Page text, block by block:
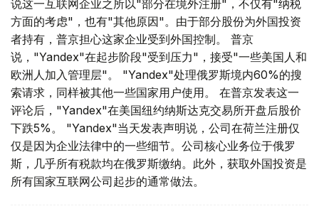
说这一互联网企业之所以"部分在境外注册"，不仅有"纳税
方面的考虑"，也有"其他原因"。由于部分股份为外国投资
者持有，普京担心这家企业受到外国控制。 普京
说，"Yandex"在起步阶段"受到压力"，接受"一些美国人和
欧洲人加入管理层"。 "Yandex"处理俄罗斯境内60%的搜
索请求，同样被其他一些国家用户使用。 在普京发表这一
评论后，"Yandex"在美国纽约纳斯达克交易所开盘后股价
下跌5%。 "Yandex"当天发表声明说，公司在荷兰注册仅
仅是因为企业法律中的一些细节。公司核心业务位于俄罗
斯，几乎所有税款均在俄罗斯缴纳。此外，获取外国投资是
所有国家互联网公司起步的通常做法。